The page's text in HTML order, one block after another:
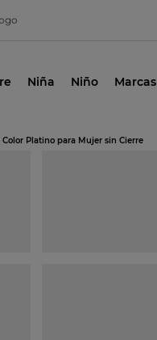
Niña Niño Marcas
Color Platino para Mujer sin Cierre